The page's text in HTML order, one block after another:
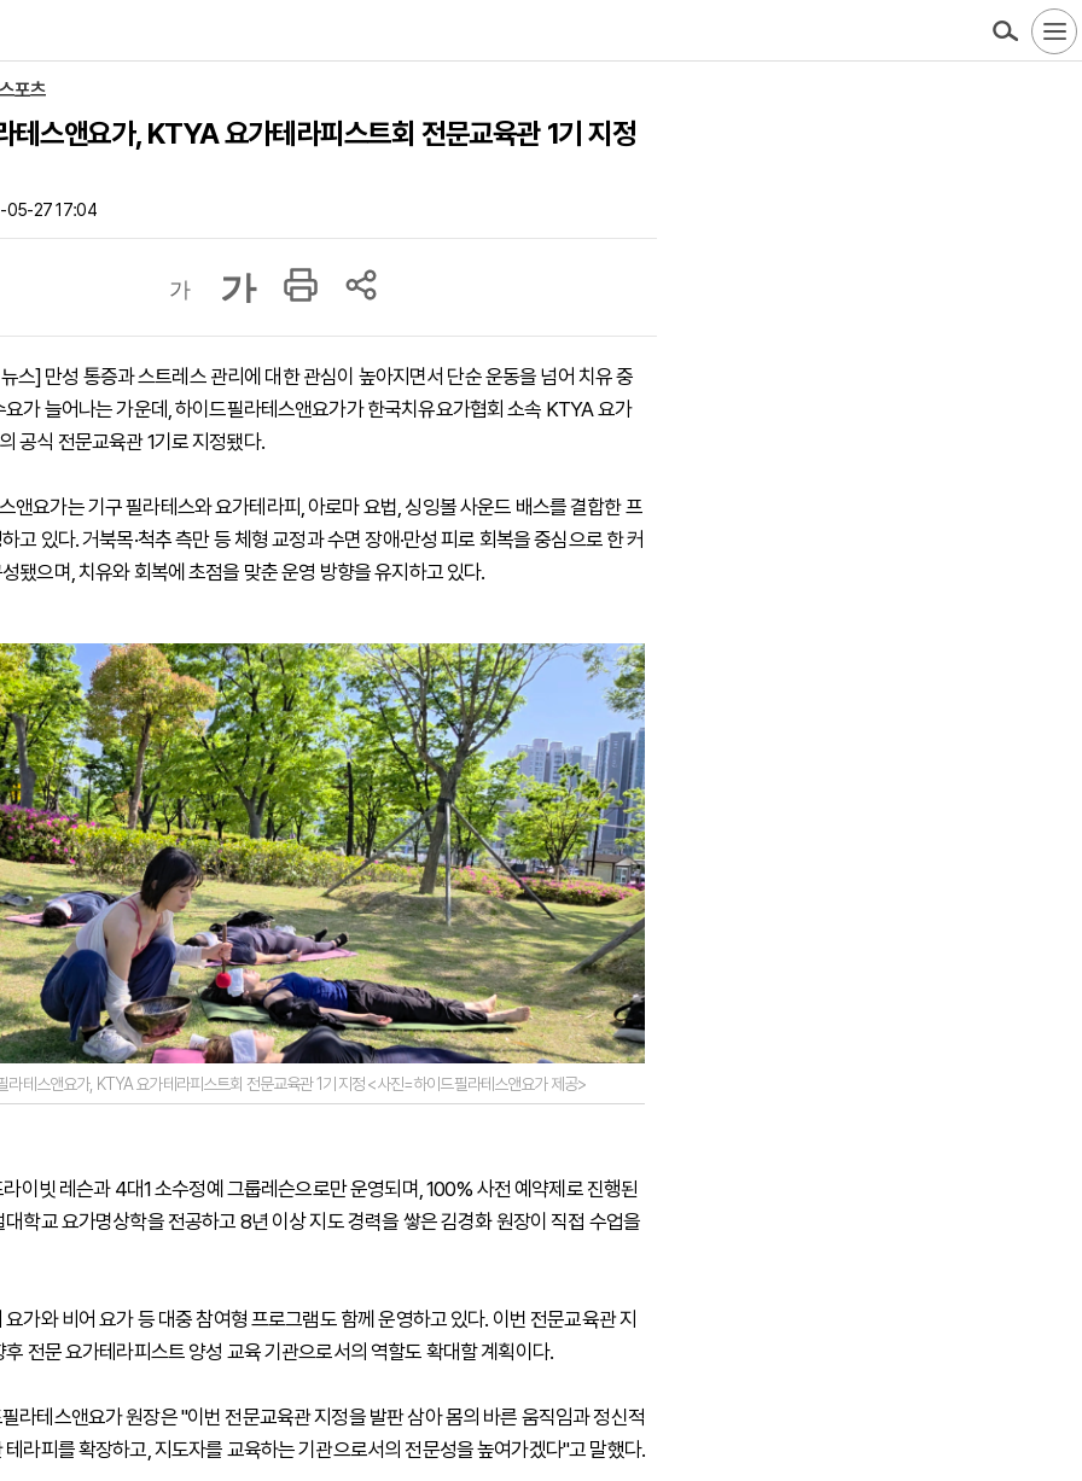
포츠
테스앤요가, KTYA 요가테라피스트회 전문교육관 1기 지정
05-27 17:04
가 가
스] 만성 통증과 스트레스 관리에 대한 관심이 높아지면서 단순 운동을 넘어 치유 중
요가 늘어나는 가운데, 하이드필라테스앤요가가 한국치유요가협회 소속 KTYA 요가
공식 전문교육관 1기로 지정됐다.
앤요가는 기구 필라테스와 요가테라피, 아로마 요법, 싱잉볼 사운드 배스를 결합한 프
고 있다. 거북목·척추 측만 등 체형 교정과 수면 장애·만성 피로 회복을 중심으로 한 커
됐으며, 치유와 회복에 초점을 맞춘 운영 방향을 유지하고 있다.
라테스앤요가, KTYA 요가테라피스트회 전문교육관 1기 지정 <사진=하이드필라테스앤요가 제공>
라이빗 레슨과 4대1 소수정예 그룹레슨으로만 운영되며, 100% 사전 예약제로 진행된
대학교 요가명상학을 전공하고 8년 이상 지도 경력을 쌓은 김경화 원장이 직접 수업을
가와 비어 요가 등 대중 참여형 프로그램도 함께 운영하고 있다. 이번 전문교육관 지
후 전문 요가테라피스트 양성 교육 기관으로서의 역할도 확대할 계획이다.
라테스앤요가 원장은 "이번 전문교육관 지정을 발판 삼아 몸의 바른 움직임과 정신적
테라피를 확장하고, 지도자를 교육하는 기관으로서의 전문성을 높여가겠다"고 말했다.